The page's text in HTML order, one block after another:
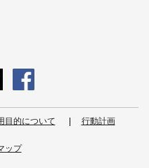
目的について 行動計画
ップ